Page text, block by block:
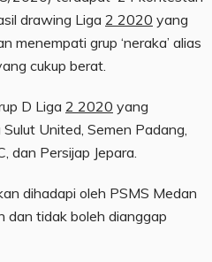
drawing Liga 2 2020 yang
menempati grup ‘neraka’ alias
cukup berat.
D Liga 2 2020 yang
United, Semen Padang,
dan Persijap Jepara.
dihadapi oleh PSMS Medan
dan tidak boleh dianggap